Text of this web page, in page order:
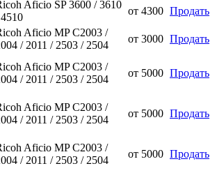
Aficio SP 3600 / 3610
от 4300 Продать
Aficio MP C2003 /
/ 2011 / 2503 / 2504
от 3000 Продать
Aficio MP C2003 /
/ 2011 / 2503 / 2504
от 5000 Продать
Aficio MP C2003 /
/ 2011 / 2503 / 2504
от 5000 Продать
Aficio MP C2003 /
/ 2011 / 2503 / 2504
от 5000 Продать